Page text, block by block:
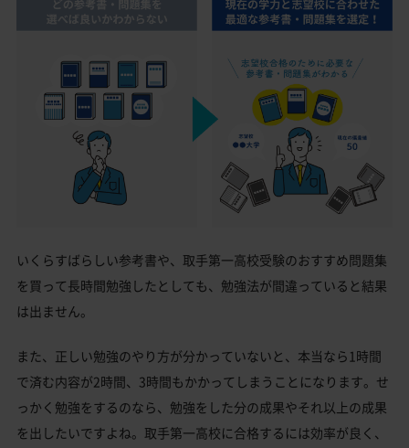
いくらすばらしい参考書や、取手第一高校受験のおすすめ問題集
を買って長時間勉強したとしても、勉強法が間違っていると結果
は出ません。
また、正しい勉強のやり方が分かっていないと、本当なら1時間
で済む内容が2時間、3時間もかかってしまうことになります。せ
っかく勉強をするのなら、勉強をした分の成果やそれ以上の成果
を出したいですよね。取手第一高校に合格するには効率が良く、